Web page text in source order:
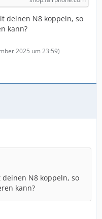
deinen N8 koppeln, so
kann?
2025 um 23:59)
N8 koppeln, so
kann?